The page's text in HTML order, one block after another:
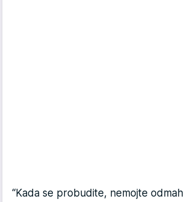
“Kada se probudite, nemojte